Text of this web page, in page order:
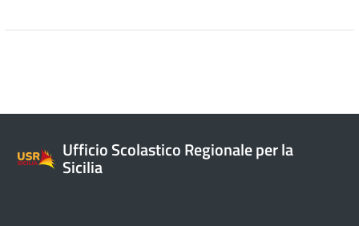
Ufficio Scolastico Regionale per la
Sicilia